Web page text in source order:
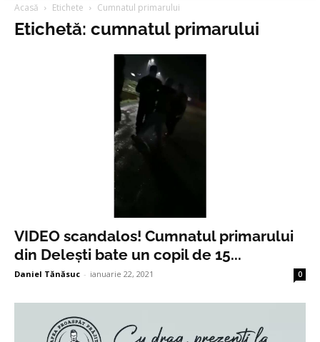
Acasă Etichete Cumnatul primarului
Etichetă: cumnatul primarului
VIDEO scandalos! Cumnatul primarului
din Delești bate un copil de 15...
Daniel Tănăsuc - ianuarie 22, 2021 0